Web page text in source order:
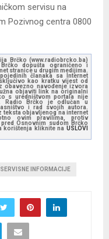
servisu na
Pozivnog centra 0800
Brčko (www.radiobrcko.ba)
dopušta ograničeno i
stranice u drugim medijima.
članaka sa Internet
kao kratku vijest od
obavezno navođenje izvora
objaviti link na originalni
s uredništvom portala nije
Radio Brčko je odlučan u
i rad svojih autora.
objavljenog na internet
ovim pravilima, protiv
Osnovnim sudom Brčko
korištenja kliknite na USLOVI
SERVISNE INFORMACIJE